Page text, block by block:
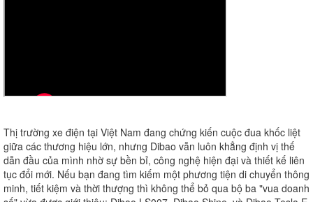
Thị trường xe điện tại Việt Nam đang chứng kiến cuộc đua khốc liệt
giữa các thương hiệu lớn, nhưng Dibao vẫn luôn khẳng định vị thế
dẫn đầu của mình nhờ sự bền bỉ, công nghệ hiện đại và thiết kế liên
tục đổi mới. Nếu bạn đang tìm kiếm một phương tiện di chuyển thông
minh, tiết kiệm và thời thượng thì không thể bỏ qua bộ ba "vua doanh